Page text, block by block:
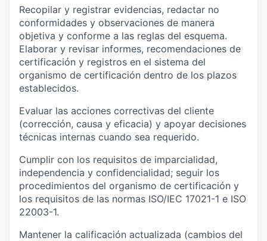
Recopilar y registrar evidencias, redactar no
conformidades y observaciones de manera
objetiva y conforme a las reglas del esquema.
Elaborar y revisar informes, recomendaciones de
certificación y registros en el sistema del
organismo de certificación dentro de los plazos
establecidos.
Evaluar las acciones correctivas del cliente
(corrección, causa y eficacia) y apoyar decisiones
técnicas internas cuando sea requerido.
Cumplir con los requisitos de imparcialidad,
independencia y confidencialidad; seguir los
procedimientos del organismo de certificación y
los requisitos de las normas ISO/IEC 17021-1 e ISO
22003-1.
Mantener la calificación actualizada (cambios del